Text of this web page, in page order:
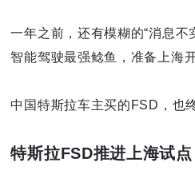
一年之前，还有模糊的“消息不
智能驾驶最强鲶鱼，准备上海开
中国特斯拉车主买的FSD，也
特斯拉FSD推进上海试点